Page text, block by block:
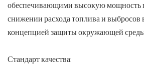
обеспечивающими высокую мощность
снижении расхода топлива и выбросов
концепцией защиты окружающей
Стандарт качества: